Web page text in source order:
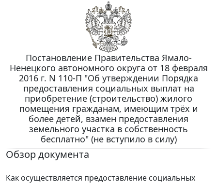
Постановление Правительства Ямало-
Ненецкого автономного округа от 18 февраля
2016 г. N 110-П "Об утверждении Порядка
предоставления социальных выплат на
приобретение (строительство) жилого
помещения гражданам, имеющим трёх и
более детей, взамен предоставления
земельного участка в собственность
бесплатно" (не вступило в силу)
Обзор документа
Как осуществляется предоставление социальных